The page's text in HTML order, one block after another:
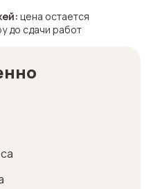
цена остается
до сдачи работ